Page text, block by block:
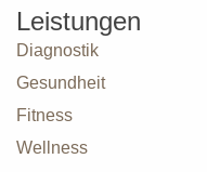
Leistungen
Diagnostik
Gesundheit
Fitness
Wellness